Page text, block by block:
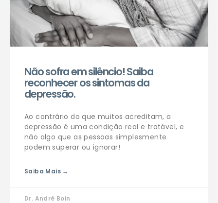
Não sofra em silêncio! Saiba
reconhecer os sintomas da
depressão.
Ao contrário do que muitos acreditam, a
depressão é uma condição real e tratável, e
não algo que as pessoas simplesmente
podem superar ou ignorar!
Saiba Mais →
Dr. André Boin